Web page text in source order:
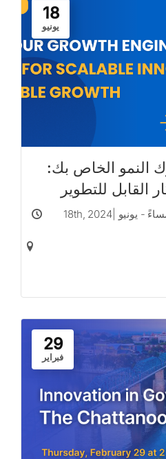
18
يونيو
النمو الخاص بك:
القابل للتطوير
يونيو 18th, 2024 | 01:00 مساءً - يونيو 18th, 2024|
29
فبراير